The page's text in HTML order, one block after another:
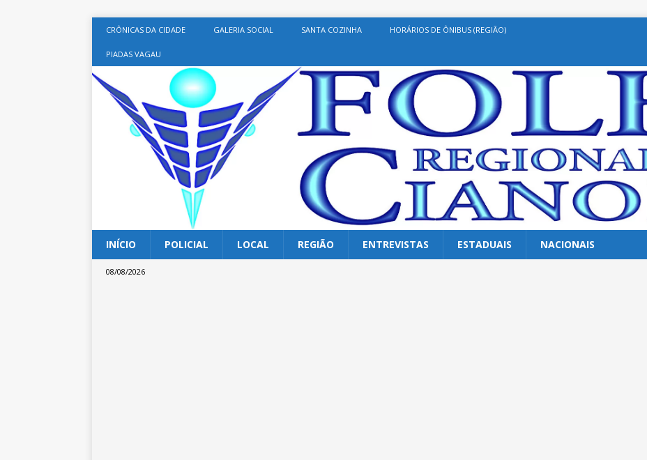
CRÔNICAS DA CIDADE GALERIA SOCIAL SANTA COZINHA HORÁRIOS DE ÔNIBUS (REGIÃO)
PIADAS VAGAU
INÍCIO POLICIAL LOCAL REGIÃO ENTREVISTAS ESTADUAIS NACIONAIS
08/08/2026